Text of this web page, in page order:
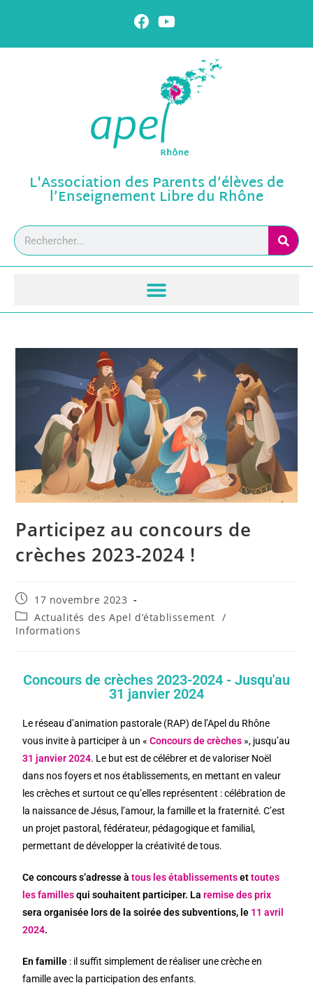
L'Association des Parents d’élèves de
l’Enseignement Libre du Rhône
Participez au concours de
crèches 2023-2024 !
17 novembre 2023
Actualités des Apel d’établissement /
Informations
Concours de crèches 2023-2024 - Jusqu'au
31 janvier 2024
Le réseau d’animation pastorale (RAP) de l’Apel du Rhône
vous invite à participer à un «Concours de crèches », jusqu’au
31 janvier 2024. Le but est de célébrer et de valoriser Noël
dans nos foyers et nos établissements, en mettant en valeur
les crèches et surtout ce qu’elles représentent : célébration de
la naissance de Jésus, l’amour, la famille et la fraternité. C’est
un projet pastoral, fédérateur, pédagogique et familial,
permettant de développer la créativité de tous.
Ce concours s’adresse àtous les établissementsettoutes
les famillesqui souhaitent participer. Laremise des prix
sera organisée lors de la soirée des subventions, le 11 avril
2024.
En famille : il suffit simplement de réaliser une crèche en
famille avec la participation des enfants.